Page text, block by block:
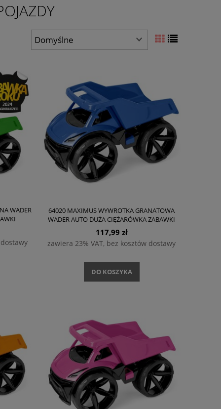
WADER
64020 MAXIMUS WYWROTKA GRANATOWA
WADER AUTO DUŻA CIĘŻARÓWKA ZABAWKI
OGRODOWE
117,99 zł
zawiera 23% VAT, bez kosztów dostawy
DO KOSZYKA